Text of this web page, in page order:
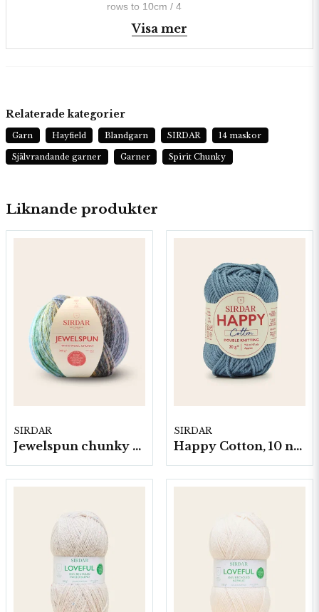
rows to 10cm / 4
inches
with BS984
YARN WEIGHT
YARN LENGTH
KNITTING
NEEDLE SIZE
6.5 mm (USA 10.5)
6.5 mm (USA
K/10.5)
Visa mer
Liknande produkter
SIRDAR
Jewelspun chunky with wool, 4 nystan á 200g/fp
SIRDAR
Happy Cotton, 10 nystan á 20 g./fp.
Relaterade kategorier
Garn Hayfield Blandgarn SIRDAR 14 maskor
Självrandande garner Garner Spirit Chunky